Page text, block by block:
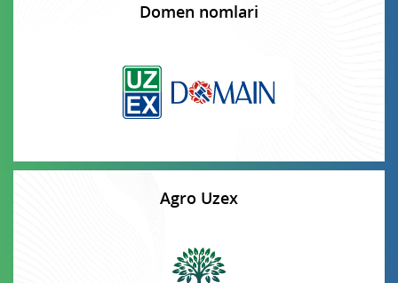
Domen nomlari
Agro Uzex